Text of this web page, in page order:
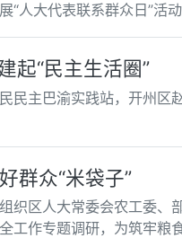
人大代表联系群众日”活动
起“民主生活圈”
民主巴渝实践站，开州区
群众“米袋子”
织区人大常委会农工委、
工作专题调研，为筑牢粮食